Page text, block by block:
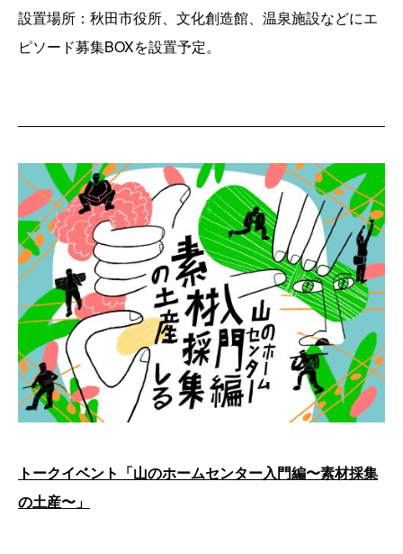
設置場所：秋田市役所、文化創造館、温泉施設などにエ
ピソード募集BOXを設置予定。
トークイベント「山のホームセンター入門編〜素材採集
の土産〜」